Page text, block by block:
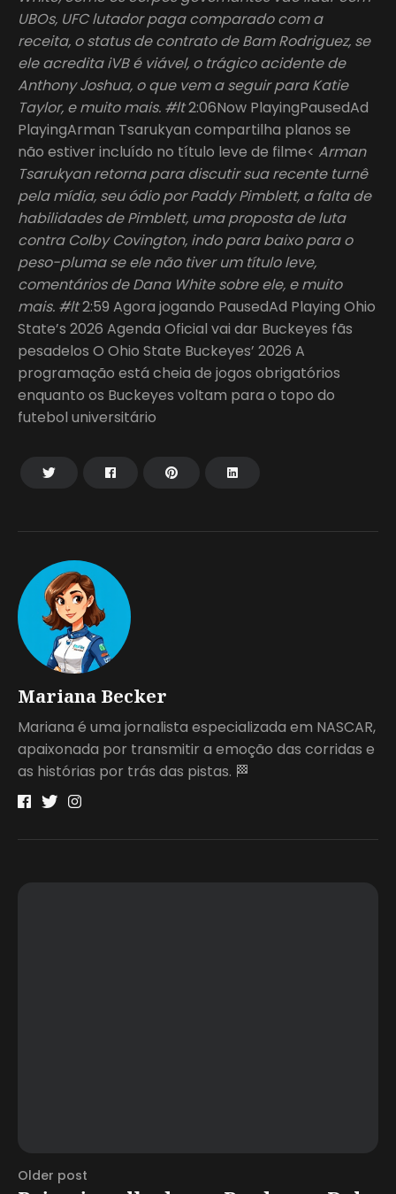
Mariana Becker
Mariana é uma jornalista especializada em NASCAR,
apaixonada por transmitir a emoção das corridas e
as histórias por trás das pistas. 🏁
UBOs, UFC lutador paga comparado com a
receita, o status de contrato de Bam Rodriguez, se
ele acredita iVB é viável, o trágico acidente de
Anthony Joshua, o que vem a seguir para Katie
Taylor, e muito mais. #lt2:06Now PlayingPausedAd
PlayingArman Tsarukyan compartilha planos se
não estiver incluído no título leve de filme< Arman
Tsarukyan retorna para discutir sua recente turnê
pela mídia, seu ódio por Paddy Pimblett, a falta de
habilidades de Pimblett, uma proposta de luta
contra Colby Covington, indo para baixo para o
peso-pluma se ele não tiver um título leve,
comentários de Dana White sobre ele, e muito
mais. #lt2:59 Agora jogando PausedAd Playing Ohio
State’s 2026 Agenda Oficial vai dar Buckeyes fãs
pesadelos O Ohio State Buckeyes’ 2026 A
programação está cheia de jogos obrigatórios
enquanto os Buckeyes voltam para o topo do
futebol universitário
Older post